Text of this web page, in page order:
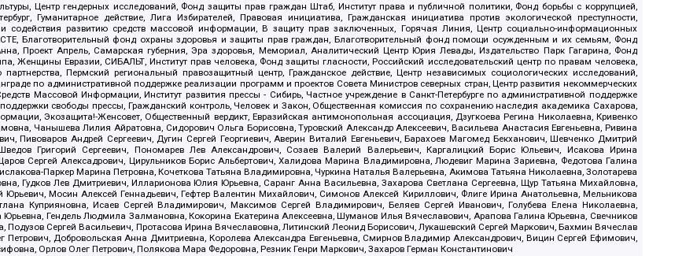
Центр гендерных исследований, Фонд защиты прав граждан Штаб, Институт права и публичной политики, Фонд борьбы с коррупцией,
Гуманитарное действие, Лига Избирателей, Правовая инициатива, Гражданская инициатива против экологической преступности,
развитию средств массовой информации, В защиту прав заключенных, Горячая Линия, Центр социально-информационных
Благотворительный фонд охраны здоровья и защиты прав граждан, Благотворительный фонд помощи осужденным и их семьям, Фонд
Проект Апрель, Самарская губерния, Эра здоровья, Мемориал, Аналитический Центр Юрия Левады, Издательство Парк Гагарина, Фонд
Женщины Евразии, СИБАЛЬТ, Институт прав человека, Фонд защиты гласности, Российский исследовательский центр по правам человека,
Пермский региональный правозащитный центр, Гражданское действие, Центр независимых социологических исследований,
по административной поддержке реализации программ и проектов Совета Министров северных стран, Центр развития некоммерческих
Массовой Информации, Институт развития прессы - Сибирь, Частное учреждение в Санкт-Петербурге по административной поддержке
свободы прессы, Гражданский контроль, Человек и Закон, Общественная комиссия по сохранению наследия академика Сахарова,
Экозащита!-Женсовет, Общественный вердикт, Евразийская антимонопольная ассоциация, Дзугкоева Регина Николаевна, Кривенко
Чанышева Лилия Айратовна, Сидорович Ольга Борисовна, Туровский Александр Алексеевич, Васильева Анастасия Евгеньевна, Ривина
Пивоваров Андрей Сергеевич, Дугин Сергей Георгиевич, Аверин Виталий Евгеньевич, Барахоев Магомед Бекханович, Шевченко Дмитрий
Григорий Сергеевич, Пономарев Лев Александрович, Созаев Валерий Валерьевич, Каргалицкий Борис Юльевич, Исакова Ирина
Сергей Алексадрович, Цирульников Борис Альбертович, Халидова Марина Владимировна, Людевиг Марина Зариевна, Федотова Галина
Паркер Марина Петровна, Кочеткова Татьяна Владимировна, Чуркина Наталья Валерьевна, Акимова Татьяна Николаевна, Золотарева
Гудков Лев Дмитриевич, Илларионова Юлия Юрьевна, Саранг Анна Васильевна, Захарова Светлана Сергеевна, Щур Татьяна Михайловна,
Мосин Алексей Геннадьевич, Гефтер Валентин Михайлович, Симонов Алексей Кириллович, Флиге Ирина Анатольевна, Мельникова
Куприяновна, Исаев Сергей Владимирович, Максимов Сергей Владимирович, Беляев Сергей Иванович, Голубева Елена Николаевна,
Гендель Людмила Залмановна, Кокорина Екатерина Алексеевна, Шуманов Илья Вячеславович, Арапова Галина Юрьевна, Свечников
Сергей Васильевич, Протасова Ирина Вячеславовна, Литинский Леонид Борисович, Лукашевский Сергей Маркович, Бахмин Вячеслав
Добровольская Анна Дмитриевна, Королева Александра Евгеньевна, Смирнов Владимир Александрович, Вицин Сергей Ефимович,
Орлов Олег Петрович, Полякова Мара Федоровна, Резник Генри Маркович, Захаров Герман Константинович